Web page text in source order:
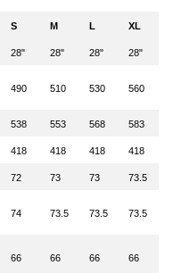
S M L XL
28" 28" 28" 28"
490 510 530 560
538 553 568 583
418 418 418 418
72 73 73 73.5
74 73.5 73.5 73.5
66 66 66 66